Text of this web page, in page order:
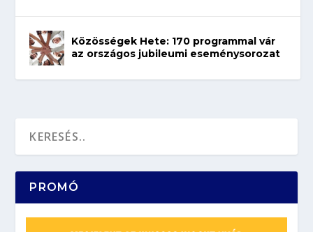
Közösségek Hete: 170 programmal vár
az országos jubileumi eseménysorozat
PROMÓ